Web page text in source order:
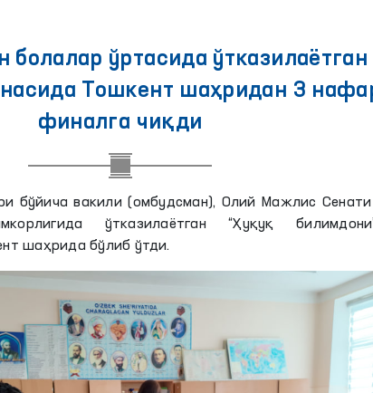
болалар ўртасида ўтказилаётган
Тошкент шаҳридан 3
финалга чиқди
бўйича вакили (омбудсман), Олий Мажлис
ўтказилаётган “Ҳуқуқ
шаҳрида бўлиб ўтди.